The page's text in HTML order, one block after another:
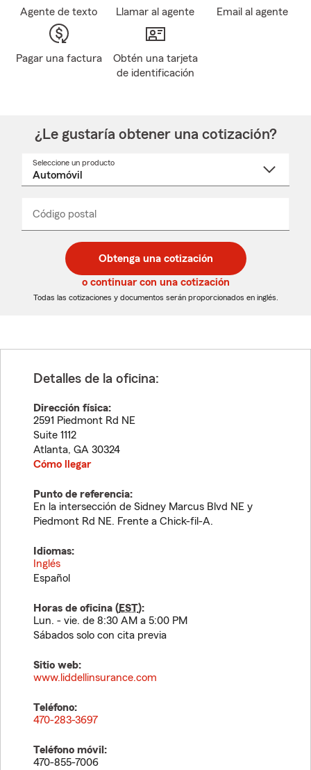
Agente de texto Llamar al agente Email al agente
Pagar una factura
Obtén una tarjeta
de identificación
¿Le gustaría obtener una cotización?
Seleccione un producto
desplegable
Código postal
de
5
dígitos
de
5
dígitos
_____
Obtenga una cotización
o continuar con una cotización
Todas las cotizaciones y documentos serán proporcionados en inglés.
Detalles de la oficina:
Dirección física:
2591 Piedmont Rd NE
Suite 1112
Atlanta, GA 30324
Cómo llegar
Punto de referencia:
En la intersección de Sidney Marcus Blvd NE y
Piedmont Rd NE. Frente a Chick-fil-A.
Idiomas:
Inglés
Español
Horas de oficina (EST):
Lun. - vie. de 8:30 AM a 5:00 PM
Sábados solo con cita previa
Sitio web:
www.liddellinsurance.com
Teléfono:
470-283-3697
Teléfono móvil:
470-855-7006